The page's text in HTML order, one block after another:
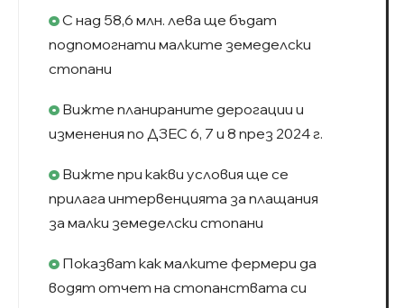
С над 58,6 млн. лева ще бъдат
подпомогнати малките земеделски
стопани
Вижте планираните дерогации и
изменения по ДЗЕС 6, 7 и 8 през 2024 г.
Вижте при какви условия ще се
прилага интервенцията за плащания
за малки земеделски стопани
Показват как малките фермери да
водят отчет на стопанствата си